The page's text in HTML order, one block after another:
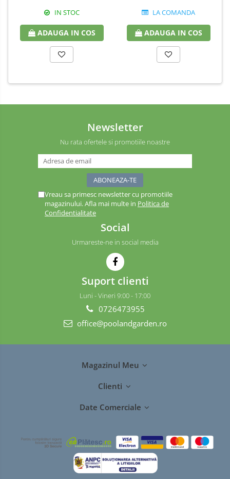
IN STOC
ADAUGA IN COS
LA COMANDA
ADAUGA IN COS
Newsletter
Nu rata ofertele si promotiile noastre
Vreau sa primesc newsletter cu promotiile
magazinului. Afla mai multe in Politica de
Confidentialitate
Social
Urmareste-ne in social media
Suport clienti
Luni - Vineri 9:00 - 17:00
0726473955
office@poolandgarden.ro
Magazinul Meu
Clienti
Date Comerciale